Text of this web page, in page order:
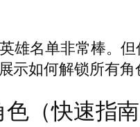
英雄名单非常棒
如何解锁所有角
（快速指南